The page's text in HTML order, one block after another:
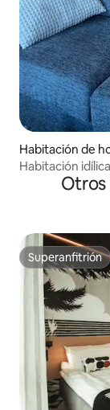
Habitación de
Habitación
Otros
Superanfitrión
Superanfitrión